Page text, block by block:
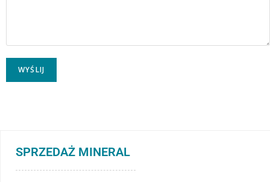
SPRZEDAŻ MINERAL